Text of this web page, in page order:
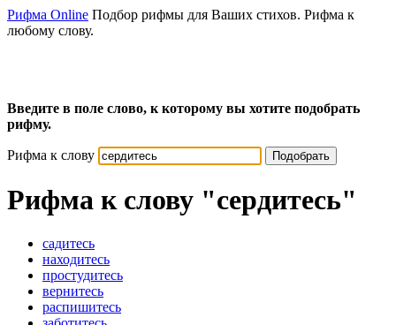
Рифма Online Подбор рифмы для Ваших стихов. Рифма к
любому слову.
Введите в поле слово, к которому вы хотите подобрать
рифму.
Рифма к слову Подобрать
Рифма к слову "сердитесь"
садитесь
находитесь
простудитесь
вернитесь
распишитесь